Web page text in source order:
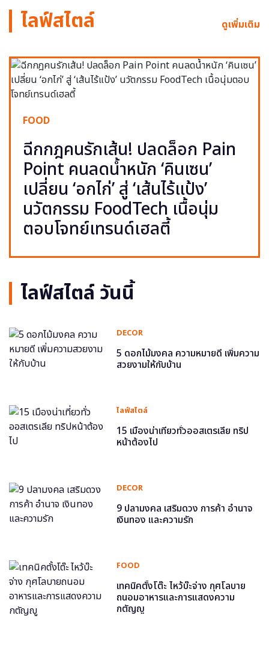
ไลฟ์สไตล์ ดูเพิ่มเติม
FOOD
ฉีกกฎคนรักเส้น! ปลดล็อก Pain
Point คนลดน้ำหนัก ‘คินเซน’
เปลี่ยน ‘อกไก่’ สู่ ‘เส้นไร้แป้ง’
นวัตกรรม FoodTech เนื้อนุ่ม
ตอบโจทย์เทรนด์เฮลตี้
ไลฟ์สไตล์ วันนี้
DECOR
5 ดอกไม้มงคล ความหมายดี เพิ่มความ
สวยงามให้กับบ้าน
ไลฟ์สไตล์
15 เมืองน่าเที่ยวทั่วออสเตรเลีย ทริป
หน้าต้องไป
DECOR
9 ปลามงคล เสริมดวง การค้า อำนาจ
เงินทอง และความรัก
FOOD
เทคนิคตั้งโต๊ะ ไหว้บ๊ะจ่าง กุศโลบาย
ถนอมอาหารและการแสดงความ
กตัญญู